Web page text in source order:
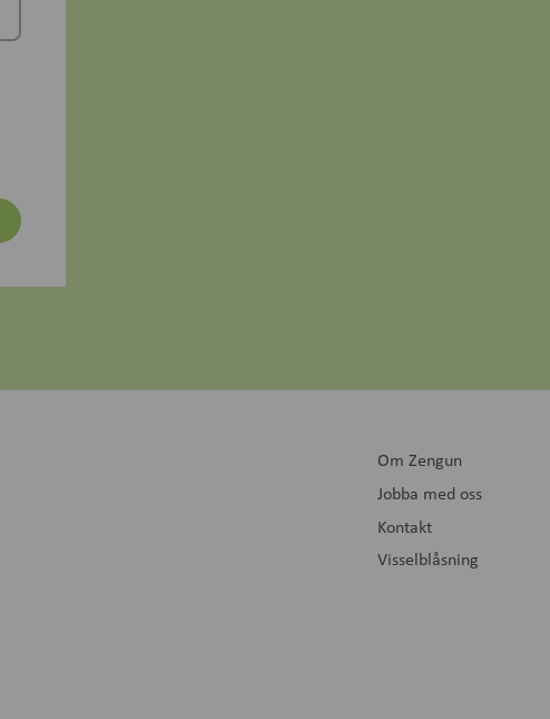
Om Zengun
Jobba med oss
Kontakt
Visselblåsning